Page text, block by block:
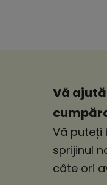
Vă
Vă puteți
sprijinul
câte ori